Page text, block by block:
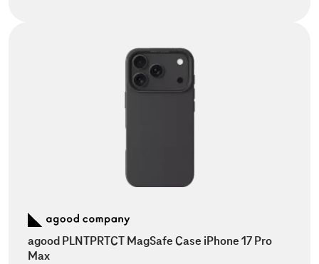
agood PLNTPRTCT MagSafe Case iPhone 17 Pro
Max